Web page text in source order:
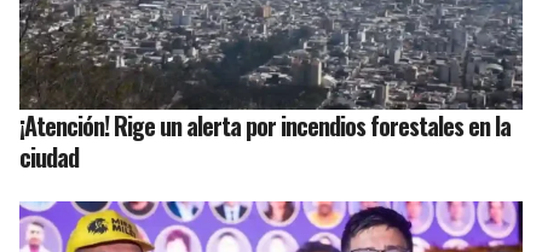
¡Atención! Rige un alerta por incendios forestales en la
ciudad